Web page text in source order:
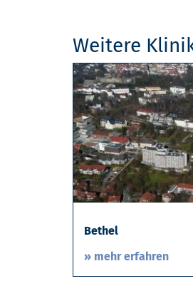
Weitere
Bethel
» mehr erfahren